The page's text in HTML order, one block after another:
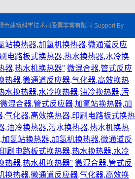
建筑科学技术司股票非常有限司 Support By
站换热器,加氢机换热器,微通道反应
电路板式换热器,热水换热器,水冷换
器,热水机换热器" 微混合器,管式反应
热器,微通道反应器,气化器,高效换热
水换热器,水冷换热器,油冷换热器,污
微混合器,管式反应器,加氢站换热器,加
气化器,高效换热器,印刷电路板式换热
,油冷换热器,污水换热器,热水机换热
氢站换热器,加氢机换热器,微通道反
刷电路板式换热器,热水换热器,水冷
热器,热水机换热器" 微混合器,管式反
换热器,微通道反应器,气化器,高效换